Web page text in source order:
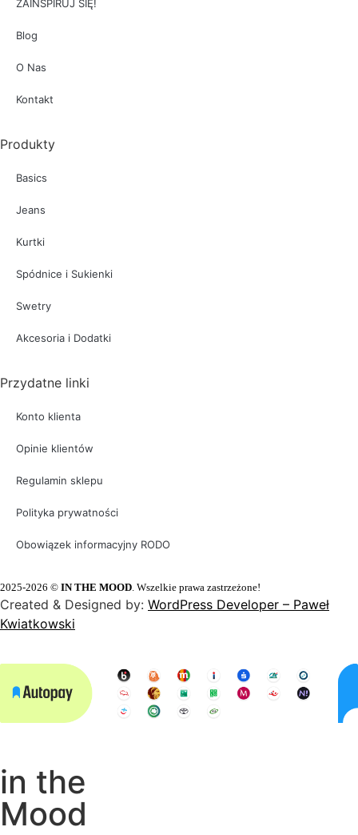
ZAINSPIRUJ SIĘ!
Blog
O Nas
Kontakt
Produkty
Basics
Jeans
Kurtki
Spódnice i Sukienki
Swetry
Akcesoria i Dodatki
Przydatne linki
Konto klienta
Opinie klientów
Regulamin sklepu
Polityka prywatności
Obowiązek informacyjny RODO
2025-2026 © IN THE MOOD . Wszelkie prawa zastrzeżone!
Created & Designed by: WordPress Developer – Paweł
Kwiatkowski
in the
Mood